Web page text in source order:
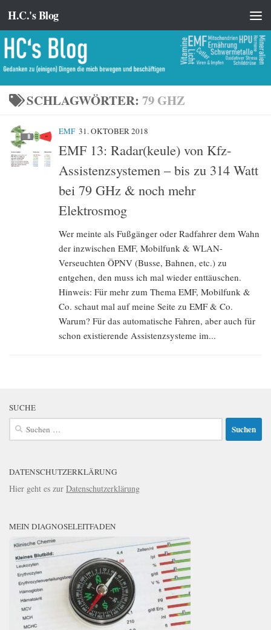
Zum Inhalt springen
H.C.'s Blog
SCHLAGWÖRTER: 79 GHZ
EMF 31. OKTOBER 2018
EMF 13: Radar(keule) von Kfz-
Assistenzsystemen – bis zu 314 Watt
bei 79 GHz & noch mehr
Elektrosmog
Wer meinte als Fußgänger oder Radfahrer dem Wahn
der inzwischen EMF, Mobilfunk & WLAN-
Verseuchten ÖPNV (Busse, Bahnen, etc.) zu
entgehen, den muss ich mal wieder enttäuschen.
Hinweis: Für mehr zum Thema EMF, Mobilfunk &
Co. schaut mal auf meine Seite zu EMF & Co.
Warum? Für das automatische Fahren, aber auch für
schon existierende Assistenzsysteme im...
SUCHE
Suchen
nach:
DATENSCHUTZERKLÄRUNG
Hier geht es zur Datenschutzerklärung
MEIN DIAGNOSELEITFADEN